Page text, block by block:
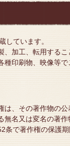
しています。
加工、転用するこ
種印刷物、映像等
は、その著作物の
無名又は変名の著
条で著作権の保護